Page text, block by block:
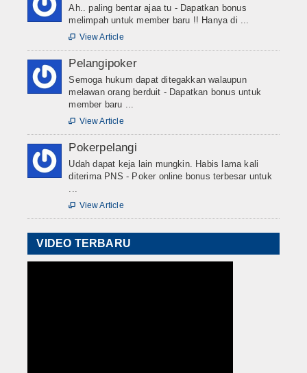
Ah.. paling bentar ajaa tu - Dapatkan bonus
melimpah untuk member baru !! Hanya di ...
 View Article
Pelangipoker
Semoga hukum dapat ditegakkan walaupun
melawan orang berduit - Dapatkan bonus untuk
member baru ...
 View Article
Pokerpelangi
Udah dapat keja lain mungkin. Habis lama kali
diterima PNS - Poker online bonus terbesar untuk
...
 View Article
VIDEO TERBARU